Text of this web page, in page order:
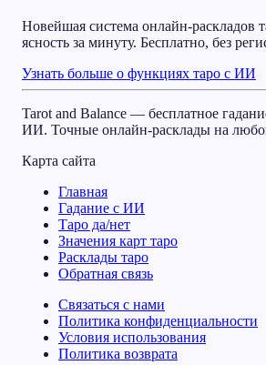
Новейшая система онлайн-раскладов
ясность за минуту. Бесплатно, без
Узнать больше о функциях таро с ИИ
Tarot and Balance — бесплатное
ИИ. Точные онлайн-расклады на
Карта сайта
Главная
Гадание с ИИ
Таро да/нет
Значения карт таро
Расклады таро
Обратная связь
Связаться с нами
Политика конфиденциальности
Условия использования
Политика возврата